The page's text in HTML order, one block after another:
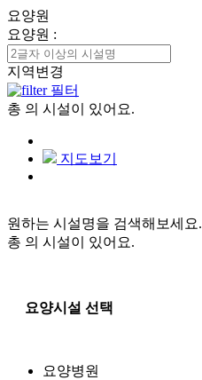
요양원
요양원 :
지역변경
필터
총 의 시설이 있어요.
지도보기
원하는 시설명을 검색해보세요.
총 의 시설이 있어요.
요양시설 선택
요양병원